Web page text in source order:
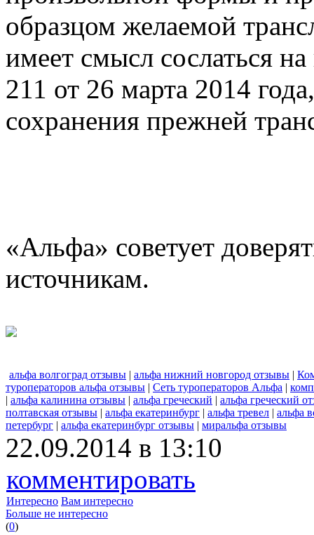
образцом желаемой
имеет смысл сослаться
211 от 26 марта 2014
сохранения прежней
«Альфа» советует
источникам.
альфа волгоград отзывы | альфа нижний новгород отзывы |
туроператоров альфа отзывы | Сеть туроператоров Альфа |
| альфа калинина отзывы | альфа греческий | альфа греческий
полтавская отзывы | альфа екатеринбург | альфа тревел | альфа
петербург | альфа екатеринбург отзывы | миральфа отзывы
22.09.2014 в 13:10
комментировать
Интересно Вам интересно
Больше не интересно
(0)